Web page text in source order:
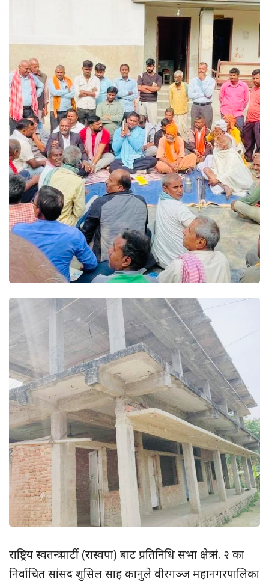
राष्ट्रिय स्वतन्त्र पार्टी (रास्वपा) बाट प्रतिनिधि सभा क्षेत्र नं. २ का
निर्वाचित सांसद शुसिल साह कानुले वीरगञ्ज महानगरपालिका